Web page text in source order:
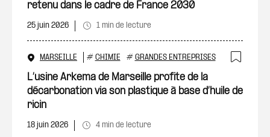
retenu dans le cadre de France 2030
25 juin 2026 1 min de lecture
MARSEILLE # CHIMIE # GRANDES ENTREPRISES
L’usine Arkema de Marseille profite de la
décarbonation via son plastique à base d’huile de
ricin
18 juin 2026 4 min de lecture